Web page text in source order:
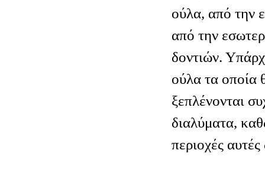
ούλα, από την
από την
δοντιών.
ούλα τα οποία
ξεπλένονται
διαλύματα,
περιοχές